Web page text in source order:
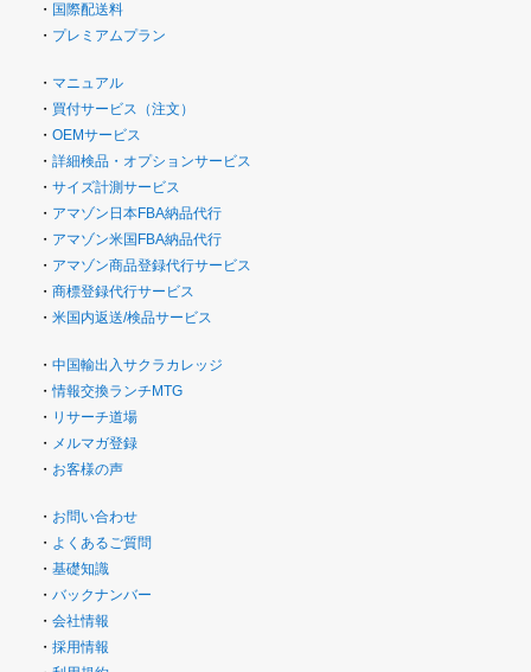
・ 国際配送料
・ プレミアムプラン
・ マニュアル
・ 買付サービス（注文）
・ OEMサービス
・ 詳細検品・オプションサービス
・ サイズ計測サービス
・ アマゾン日本FBA納品代行
・ アマゾン米国FBA納品代行
・ アマゾン商品登録代行サービス
・ 商標登録代行サービス
・ 米国内返送/検品サービス
・ 中国輸出入サクラカレッジ
・情報交換ランチMTG
・ リサーチ道場
・ メルマガ登録
・ お客様の声
・ お問い合わせ
・ よくあるご質問
・ 基礎知識
・ バックナンバー
・ 会社情報
・ 採用情報